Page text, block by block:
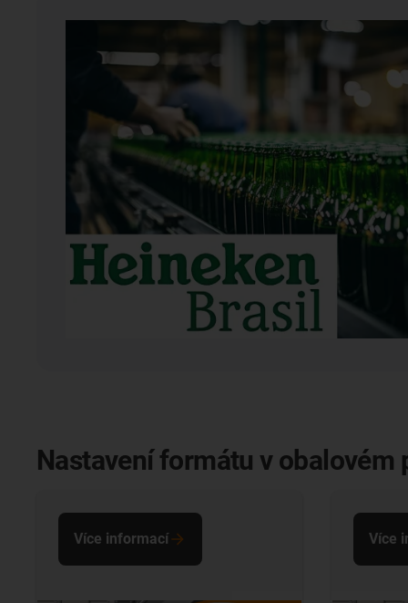
Nastavení formátu v
Více informací Více